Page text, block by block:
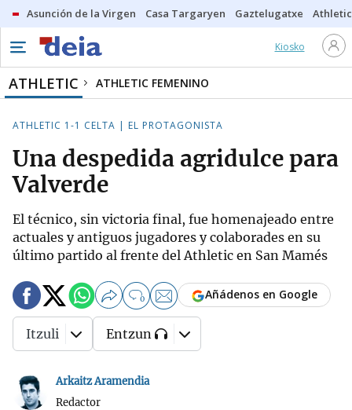
Asunción de la Virgen Casa Targaryen Gaztelugatxe Athletic
Kiosko
ATHLETIC ATHLETIC FEMENINO
ATHLETIC 1-1 CELTA | EL PROTAGONISTA
Una despedida agridulce para
Valverde
El técnico, sin victoria final, fue homenajeado entre
actuales y antiguos jugadores y colaborades en su
último partido al frente del Athletic en San Mamés
Arkaitz Aramendia
Redactor
0 Añádenos en Google
Itzuli Entzun